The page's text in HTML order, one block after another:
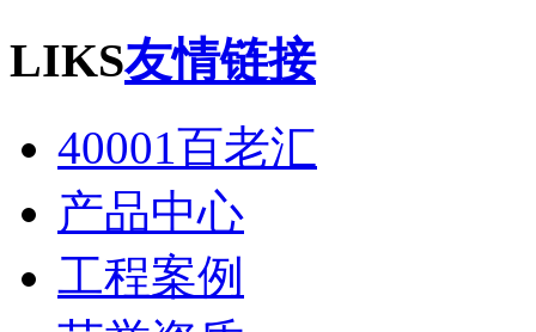
LIKS友情链接
40001百老汇
产品中心
工程案例